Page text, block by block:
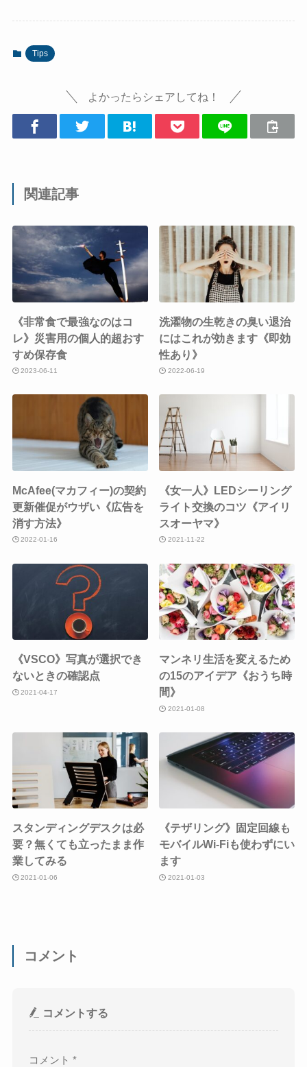
Tips
よかったらシェアしてね！
関連記事
《非常食で最強なのはコ
レ》災害用の個人的超おす
すめ保存食
2023-06-11
洗濯物の生乾きの臭い退治
にはこれが効きます《即効
性あり》
2022-06-19
McAfee(マカフィー)の契約
更新催促がウザい《広告を
消す方法》
2022-01-16
《女一人》LEDシーリング
ライト交換のコツ《アイリ
スオーヤマ》
2021-11-22
《VSCO》写真が選択でき
ないときの確認点
2021-04-17
マンネリ生活を変えるため
の15のアイデア《おうち時
間》
2021-01-08
スタンディングデスクは必
要？無くても立ったまま作
業してみる
2021-01-06
《テザリング》固定回線も
モバイルWi-Fiも使わずにい
ます
2021-01-03
コメント
コメントする
コメント*